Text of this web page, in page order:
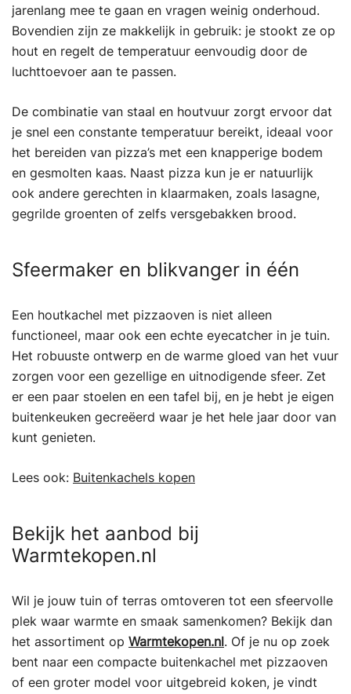
jarenlang mee te gaan en vragen weinig onderhoud.
Bovendien zijn ze makkelijk in gebruik: je stookt ze op
hout en regelt de temperatuur eenvoudig door de
luchttoevoer aan te passen.
De combinatie van staal en houtvuur zorgt ervoor dat
je snel een constante temperatuur bereikt, ideaal voor
het bereiden van pizza’s met een knapperige bodem
en gesmolten kaas. Naast pizza kun je er natuurlijk
ook andere gerechten in klaarmaken, zoals lasagne,
gegrilde groenten of zelfs versgebakken brood.
Sfeermaker en blikvanger in één
Een houtkachel met pizzaoven is niet alleen
functioneel, maar ook een echte eyecatcher in je tuin.
Het robuuste ontwerp en de warme gloed van het vuur
zorgen voor een gezellige en uitnodigende sfeer. Zet
er een paar stoelen en een tafel bij, en je hebt je eigen
buitenkeuken gecreëerd waar je het hele jaar door van
kunt genieten.
Lees ook: Buitenkachels kopen
Bekijk het aanbod bij
Warmtekopen.nl
Wil je jouw tuin of terras omtoveren tot een sfeervolle
plek waar warmte en smaak samenkomen? Bekijk dan
het assortiment op Warmtekopen.nl. Of je nu op zoek
bent naar een compacte buitenkachel met pizzaoven
of een groter model voor uitgebreid koken, je vindt